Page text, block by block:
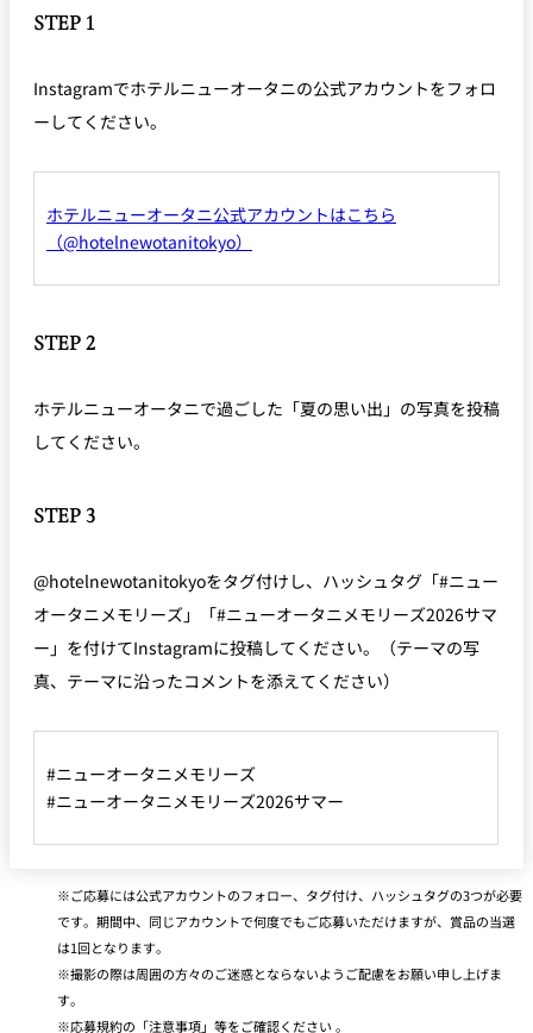
STEP 1
Instagramでホテルニューオータニの公式アカウントをフォロ
ーしてください。
ホテルニューオータニ公式アカウントはこちら
（@hotelnewotanitokyo）
STEP 2
ホテルニューオータニで過ごした「夏の思い出」の写真を投稿
してください。
STEP 3
@hotelnewotanitokyoをタグ付けし、ハッシュタグ「#ニュー
オータニメモリーズ」「#ニューオータニメモリーズ2026サマ
ー」を付けてInstagramに投稿してください。（テーマの写
真、テーマに沿ったコメントを添えてください）
#ニューオータニメモリーズ
#ニューオータニメモリーズ2026サマー
ご応募には公式アカウントのフォロー、タグ付け、ハッシュタグの3つが必要
です。期間中、同じアカウントで何度でもご応募いただけますが、賞品の当選
は1回となります。
撮影の際は周囲の方々のご迷惑とならないようご配慮をお願い申し上げま
す。
応募規約の「注意事項」等をご確認ください 。